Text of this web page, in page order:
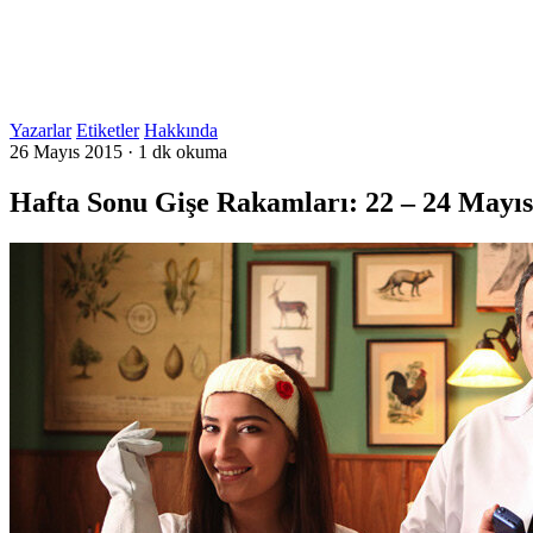
Yazarlar Etiketler Hakkında
26 Mayıs 2015 · 1 dk okuma
Hafta Sonu Gişe Rakamları: 22 – 24